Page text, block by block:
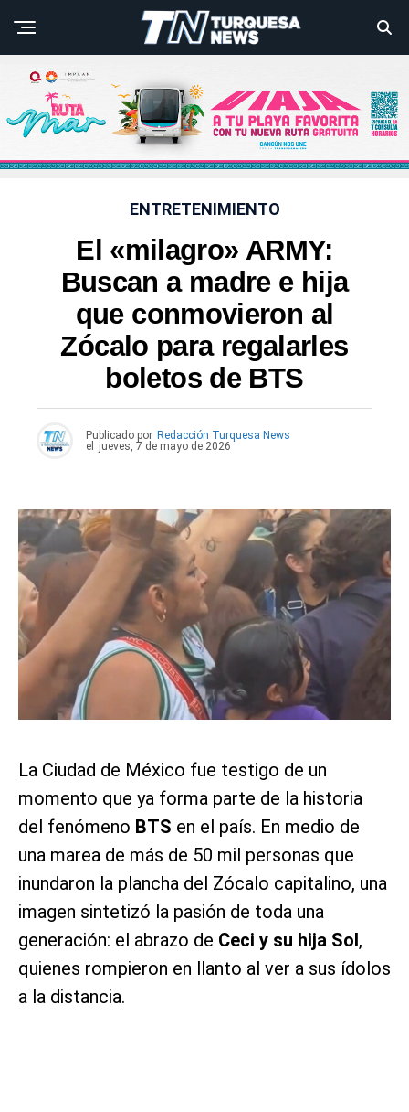
ENTRETENIMIENTO
El «milagro» ARMY:
Buscan a madre e hija
que conmovieron al
Zócalo para regalarles
boletos de BTS
Publicado por Redacción Turquesa News
el
jueves, 7 de mayo de 2026
La Ciudad de México fue testigo de un
momento que ya forma parte de la historia
del fenómeno BTS en el país. En medio de
una marea de más de 50 mil personas que
inundaron la plancha del Zócalo capitalino, una
imagen sintetizó la pasión de toda una
generación: el abrazo de Ceci y su hija Sol,
quienes rompieron en llanto al ver a sus ídolos
a la distancia.